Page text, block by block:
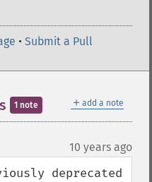
• Submit a Pull
＋ add a note
1 note
10 years ago
deprecated